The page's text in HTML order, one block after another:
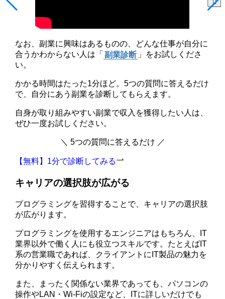
なお、副業に興味はあるものの、どんな仕事が自分に
合うかわからない人は「 副業診断 」をお試しくださ
い。
かかる時間はたった1分ほど。5つの質問に答えるだけ
で、自分にあう副業を診断してもらえます。
自身が取り組みやすい副業で収入を獲得したい人は、
ぜひ一度お試しください。
＼ 5つの質問に答えるだけ ／
【無料】1分で診断してみる
キャリアの選択肢が広がる
プログラミングを習得することで、キャリアの選択肢
が広がります。
プログラミングを使用するエンジニアはもちろん、IT
業界以外で働く人にも役立つスキルです。たとえばIT
系の営業職であれば、クライアントにIT製品の魅力を
分かりやすく伝えられます。
また、まったく関係ない業界であっても、パソコンの
操作やLAN・Wi-Fiの設定など、ITに詳しいだけでも